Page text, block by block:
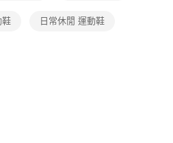
定代理人或監護人之同意方可使用
將依據個別帳號之用戶狀況，依本公司即
鞋 日常休閒 運動鞋